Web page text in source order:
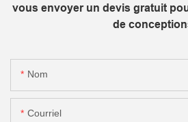
vous envoyer un devis gratuit
de
Nom
Courriel